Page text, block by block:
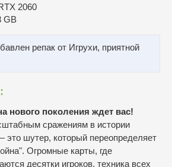
2060
GB
репак от Игрухи, приятной
нового поколения ждет вас!
сражениям в истории
это шутер, который переопределяет
Огромные карты, где
десятки игроков, техника всех